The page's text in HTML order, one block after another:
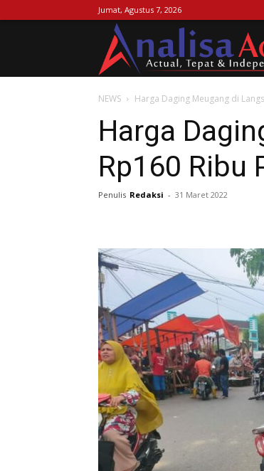
Jumat, Agustus 7, 2026
NEWS Harga Daging Meugang di
Harga
Rp160 Ribu
Penulis Redaksi - 31 Maret 2022